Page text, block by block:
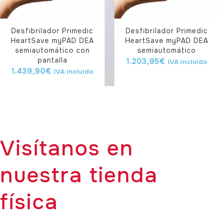
Desfibrilador Primedic
HeartSave myPAD DEA
semiautomático con
pantalla
1.439,90€ IVA incluido
Desfibrilador Primedic
HeartSave myPAD DEA
semiautomático
1.203,95€ IVA incluido
Visítanos en
nuestra tienda
física